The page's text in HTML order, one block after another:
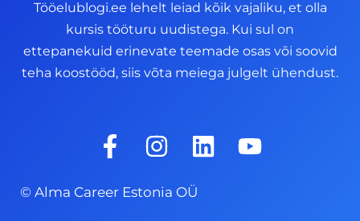
Tööelublogi.ee lehelt leiad kõik vajaliku, et olla
kursis tööturu uudistega. Kui sul on
ettepanekuid erinevate teemade osas või soovid
teha koostööd, siis võta meiega julgelt ühendust.
F
a
e
I
n
s
t
L
i
Y
o
© Alma Career Estonia OÜ